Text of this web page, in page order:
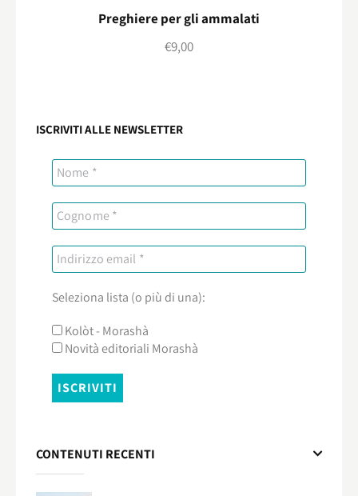
Preghiere per gli ammalati
€9,00
ISCRIVITI ALLE NEWSLETTER
Seleziona lista (o più di una):
Kolòt - Morashà
Novità editoriali Morashà
CONTENUTI RECENTI